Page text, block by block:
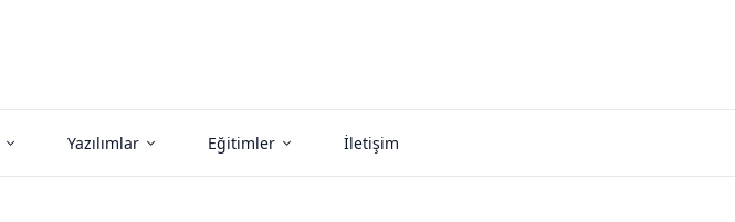
Yazılımlar Eğitimler İletişim